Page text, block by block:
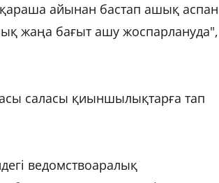
айынан бастап ашық аспан
жаңа бағыт ашу жоспарлануда",
саласы қиыншылықтарға тап
ведомствоаралық